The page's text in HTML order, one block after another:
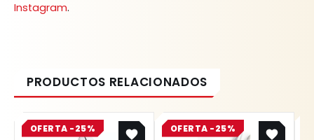
Instagram.
OFERTA -25%
Original
price
Current
price
OFERTA -25%
Original
price
Current
price